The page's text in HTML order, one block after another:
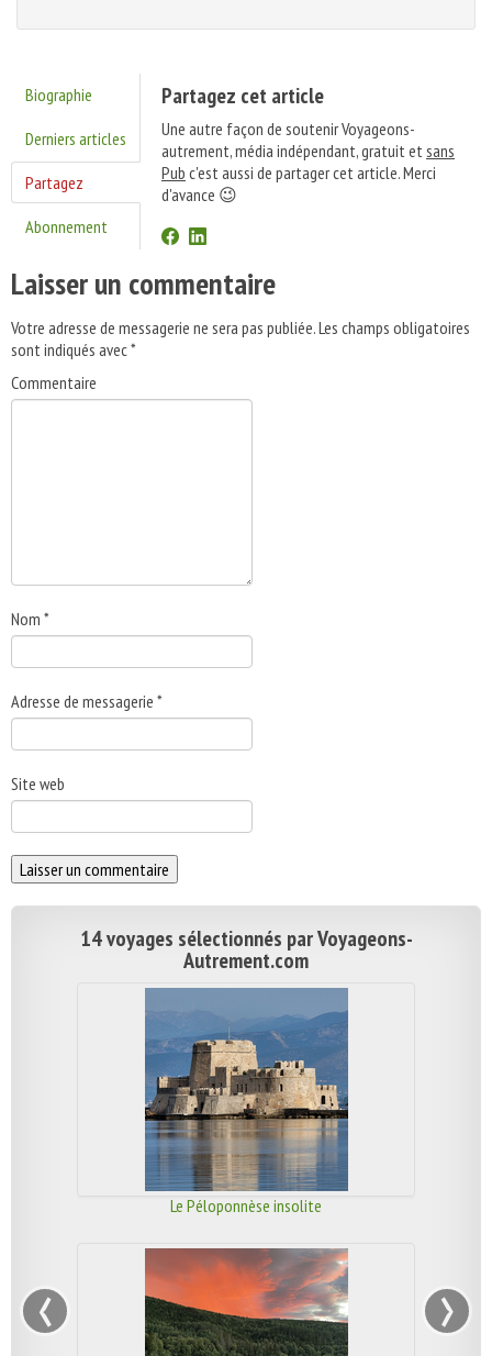
Biographie
Derniers articles
Partagez
Abonnement
Partagez cet article
Une autre façon de soutenir Voyageons-
autrement, média indépendant, gratuit etsans
Pub c'est aussi de partager cet article. Merci
d'avance 😉
Laisser un commentaire
Votre adresse de messagerie ne sera pas publiée.Les champs obligatoires
sont indiqués avec*
Commentaire
Nom *
Adresse de messagerie *
Site web
14 voyages sélectionnés par Voyageons-
Autrement.com
Le Péloponnèse insolite
‹ ›